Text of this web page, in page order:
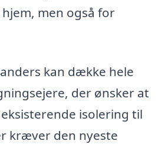
men også for
kan dække hele
der ønsker at
isolering til
kræver den nyeste